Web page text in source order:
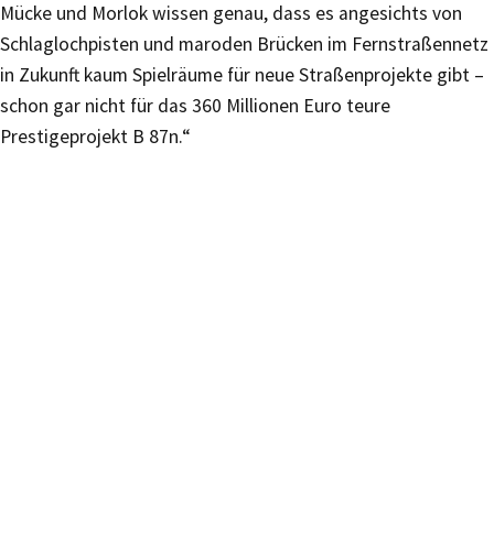
Mücke und Morlok wissen genau, dass es angesichts von
Schlaglochpisten und maroden Brücken im Fernstraßennetz
in Zukunft kaum Spielräume für neue Straßenprojekte gibt –
schon gar nicht für das 360 Millionen Euro teure
Prestigeprojekt B 87n.“